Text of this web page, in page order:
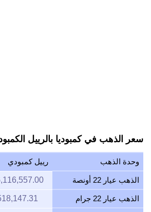
سعر الذهب في كمبوديا بالرييل
وحدة الذهب رييل كمبودي
الذهب عيار 22 أونصة
الذهب عيار 22 جرام